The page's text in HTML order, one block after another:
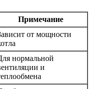
Примечание
от мощности
нормальной
и